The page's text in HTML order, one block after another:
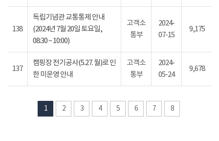
138
독립기념관 교통통제 안내
(2024년 7월 20일 토요일,
08:30 ~ 10:00)
고객소
통부
2024-
07-15
9,175
137
캠핑장 전기공사(5.27. 월)로 인
한 미운영 안내
고객소
통부
2024-
05-24
9,678
1 2 3 4 5 6 7 8